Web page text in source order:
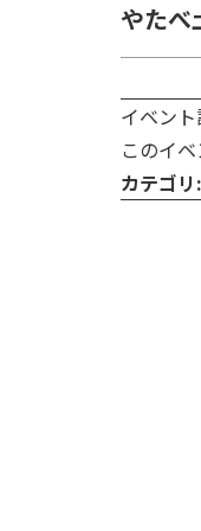
やたべ
イベン
このイ
カテゴリ: